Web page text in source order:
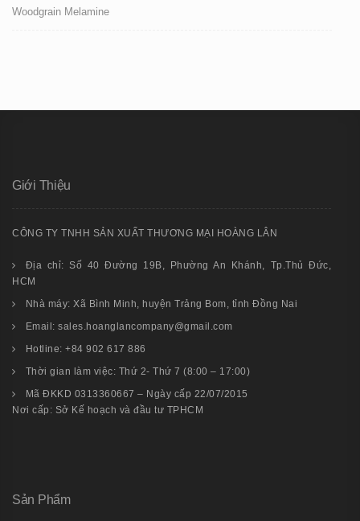
Woodgrain Melamine
Giới Thiệu
CÔNG TY TNHH SẢN XUẤT THƯƠNG MẠI HOÀNG LÂN
Địa chỉ: Số 40 Đường 19B, Phường An Khánh, Tp.Thủ Đức,
HCM
Nhà máy: Xã Bình Minh, huyện Trảng Bom, tỉnh Đồng Nai
Email: sales.hoanglancompany@gmail.com
Hotline: +84 902 617 886
Thời gian làm việc: Thứ 2- Thứ 7 (8:00 – 17:00)
Mã ĐKKD 0313360667 – Ngày cấp 22/07/2015
Nơi cấp: Sở Kế hoạch và đầu tư TPHCM
Sản Phẩm